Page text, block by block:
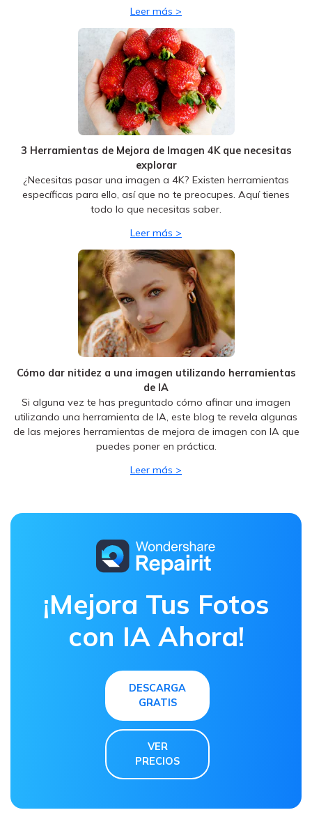
3 Herramientas de Mejora de Imagen 4K que necesitas
explorar
¿Necesitas pasar una imagen a 4K? Existen herramientas
específicas para ello, así que no te preocupes. Aquí tienes
todo lo que necesitas saber.
Leer más >
Cómo dar nitidez a una imagen utilizando herramientas
de IA
Si alguna vez te has preguntado cómo afinar una imagen
utilizando una herramienta de IA, este blog te revela algunas
de las mejores herramientas de mejora de imagen con IA que
puedes poner en práctica.
Leer más >
¡Mejora Tus Fotos
con IA Ahora!
DESCARGA
GRATIS
VER
PRECIOS